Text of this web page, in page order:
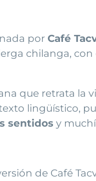
por Café
chilanga,
que retrata la
lingüístico,
sentidos y
de Café